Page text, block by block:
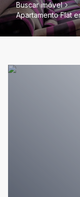
Buscar imóvel
Apartamento Flat